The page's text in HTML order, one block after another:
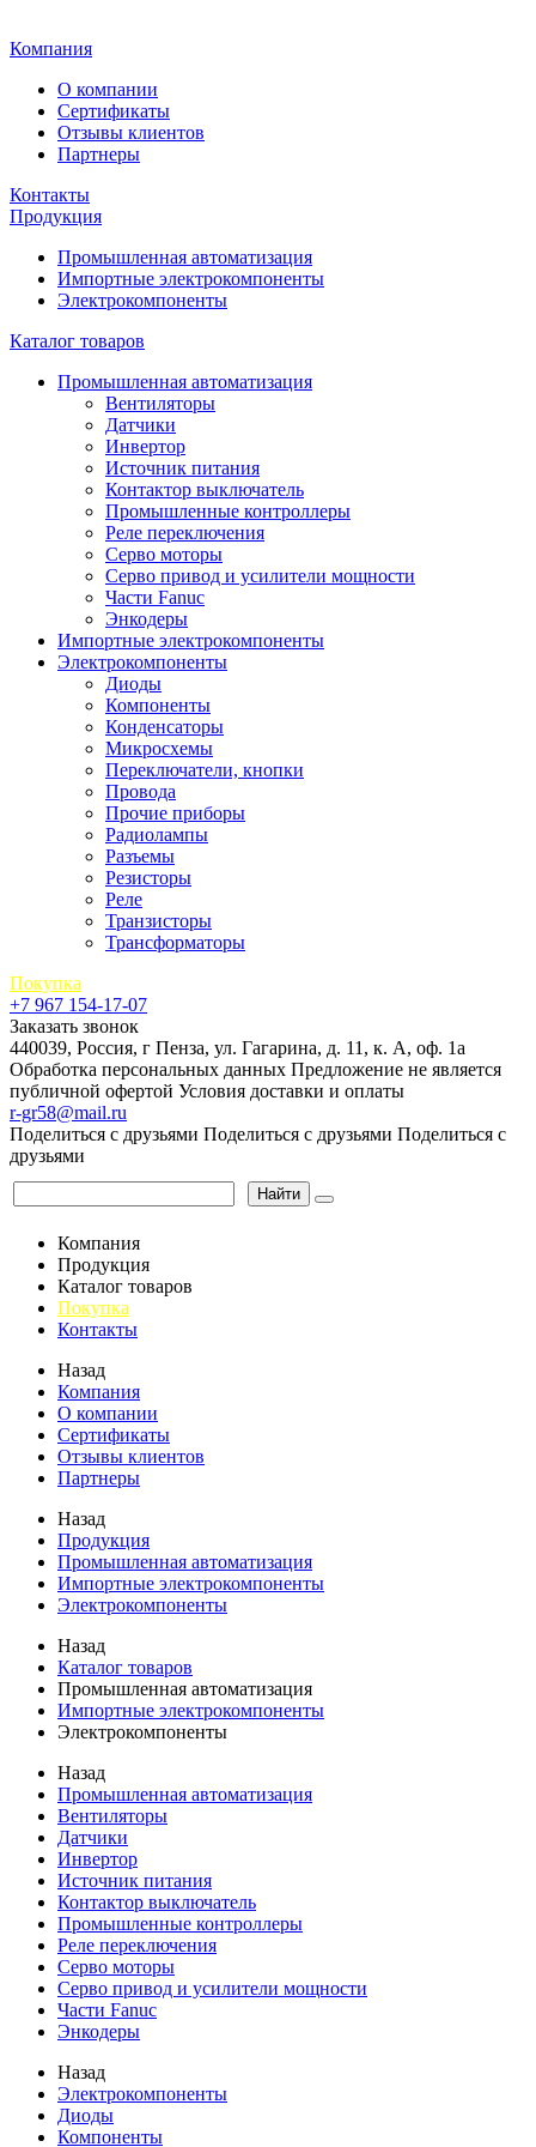
Компания
О компании
Сертификаты
Отзывы клиентов
Партнеры
Контакты
Продукция
Промышленная автоматизация
Импортные электрокомпоненты
Электрокомпоненты
Каталог товаров
Промышленная автоматизация
Вентиляторы
Датчики
Инвертор
Источник питания
Контактор выключатель
Промышленные контроллеры
Реле переключения
Серво моторы
Серво привод и усилители мощности
Части Fanuc
Энкодеры
Импортные электрокомпоненты
Электрокомпоненты
Диоды
Компоненты
Конденсаторы
Микросхемы
Переключатели, кнопки
Провода
Прочие приборы
Радиолампы
Разъемы
Резисторы
Реле
Транзисторы
Трансформаторы
Покупка
+7 967 154-17-07
Заказать звонок
440039, Россия, г Пенза, ул. Гагарина, д. 11, к. А, оф. 1а
Обработка персональных данных Предложение не является
публичной офертой Условия доставки и оплаты
r-gr58@mail.ru
Поделиться с друзьями Поделиться с друзьями Поделиться с
друзьями
Найти
Компания
Продукция
Каталог товаров
Покупка
Контакты
Назад
Компания
О компании
Сертификаты
Отзывы клиентов
Партнеры
Назад
Продукция
Промышленная автоматизация
Импортные электрокомпоненты
Электрокомпоненты
Назад
Каталог товаров
Промышленная автоматизация
Импортные электрокомпоненты
Электрокомпоненты
Назад
Промышленная автоматизация
Вентиляторы
Датчики
Инвертор
Источник питания
Контактор выключатель
Промышленные контроллеры
Реле переключения
Серво моторы
Серво привод и усилители мощности
Части Fanuc
Энкодеры
Назад
Электрокомпоненты
Диоды
Компоненты